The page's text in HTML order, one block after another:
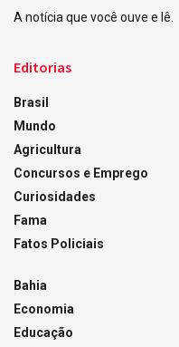
A notícia que você ouve e lê.
Editorias
Brasil
Mundo
Agricultura
Concursos e Emprego
Curiosidades
Fama
Fatos Policiais
Bahia
Economia
Educação